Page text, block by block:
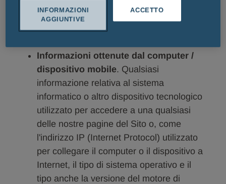
(ad es. in caso di farmacovigilanza),
abbiamo l'obbligo legale di raccogliere ed
Informazioni ottenute dal computer /
dispositivo mobile. Qualsiasi
informazione relativa al sistema
informatico o altro dispositivo tecnologico
utilizzato per accedere a una qualsiasi
delle nostre pagine del Sito o, come
l'indirizzo IP (Internet Protocol) utilizzato
per collegare il computer o il dispositivo a
Internet, il tipo di sistema operativo e il
tipo anche la versione del motore di
ACCETTO
INFORMAZIONI
AGGIUNTIVE